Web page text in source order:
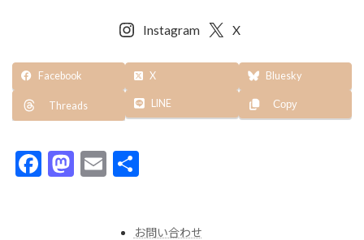
Instagram X
Facebook X Bluesky
Threads LINE Copy
F
M E
お問い合わせ